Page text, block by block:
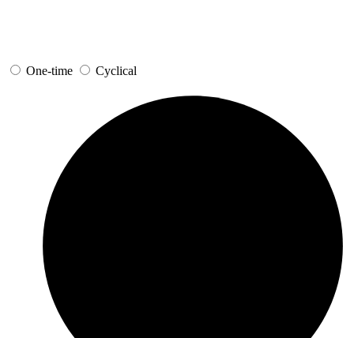
One-time Cyclical